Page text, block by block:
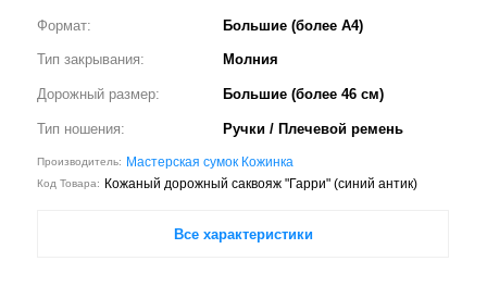
Формат: Большие (более А4)
Тип закрывания: Молния
Дорожный размер: Большие (более 46 см)
Тип ношения: Ручки / Плечевой ремень
Производитель: Мастерская сумок Кожинка
Код Товара: Кожаный дорожный саквояж "Гарри" (синий антик)
Все характеристики